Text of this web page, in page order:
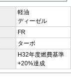
軽油
ディーゼル
FR
ターボ
H32年度燃費基準
+20%達成